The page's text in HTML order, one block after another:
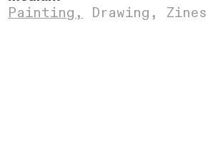
Painting, Drawing, Zines